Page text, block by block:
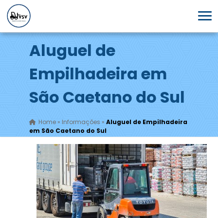
Aluguel de
Empilhadeira em
São Caetano do Sul
Home» Informações » Aluguel de Empilhadeira
em São Caetano do Sul